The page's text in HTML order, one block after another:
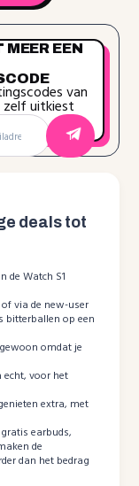
MEER EEN
van
zelf uitkiest
deals tot
de Watch S1
via de new-user
bitterballen op een
omdat je
voor het
extra, met
earbuds,
de
dan het bedrag